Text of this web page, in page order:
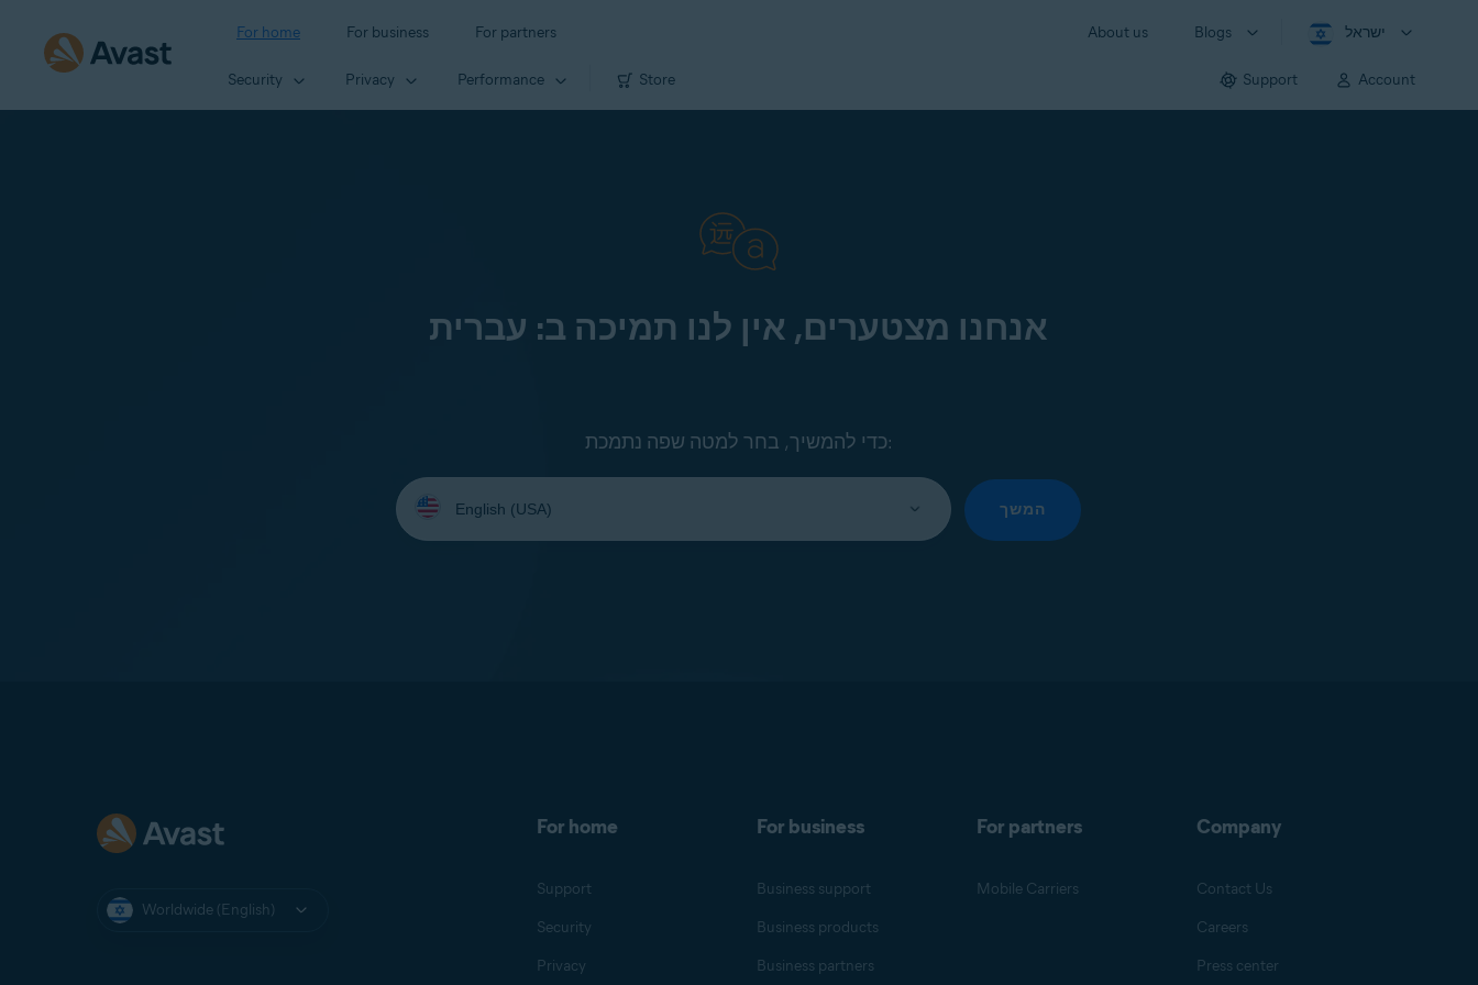
For home For business For partners About us Blogs ישראל
Security Privacy Performance Store Support Account
אנחנו מצטערים, אין לנו תמיכה ב: עברית
כדי להמשיך, בחר למטה שפה נתמכת:
Select
your
language:
המשך
Worldwide (English)
For home
Support
Security
Privacy
For business
Business support
Business products
Business partners
For partners
Mobile Carriers
Company
Contact Us
Careers
Press center